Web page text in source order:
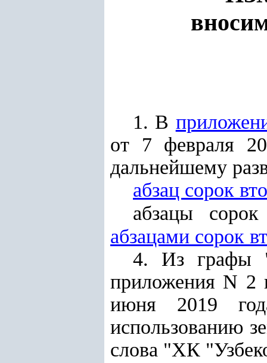
1. В
от 7 февраля
дальнейшему
абзац сорок
абзацы
абзацами сорок
4. Из графы
приложения N
июня 2019
использованию
слова "ХК